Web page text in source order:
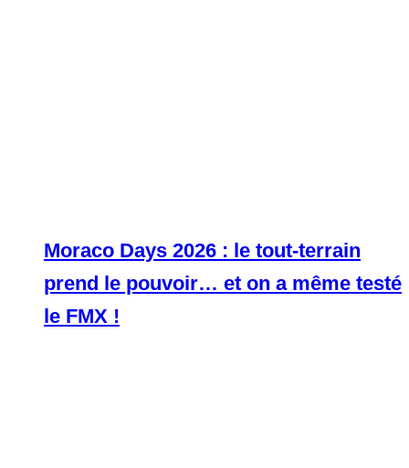
Moraco Days 2026 : le tout-terrain
prend le pouvoir… et on a même testé
le FMX !